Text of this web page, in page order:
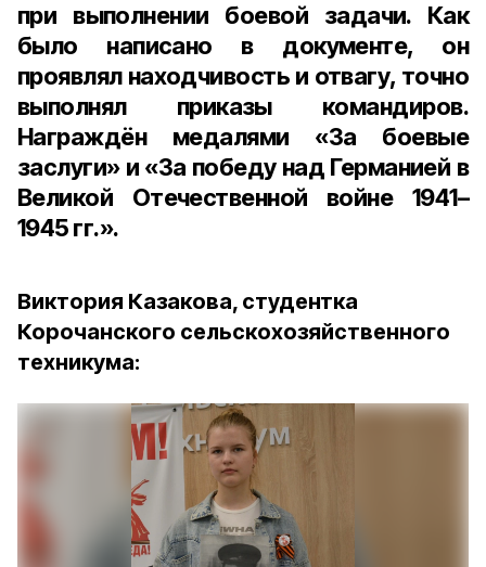
при выполнении боевой задачи. Как
было написано в документе, он
проявлял находчивость и отвагу, точно
выполнял приказы командиров.
Награждён медалями «За боевые
заслуги» и «За победу над Германией в
Великой Отечественной войне 1941–
1945 гг.».
Виктория Казакова, студентка
Корочанского сельскохозяйственного
техникума: